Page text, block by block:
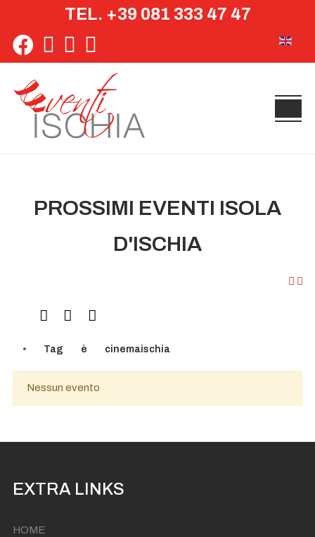
TEL. +39 081 333 47 47
PROSSIMI EVENTI ISOLA
D'ISCHIA
Tag è cinemaischia
Nessun evento
EXTRA LINKS
HOME